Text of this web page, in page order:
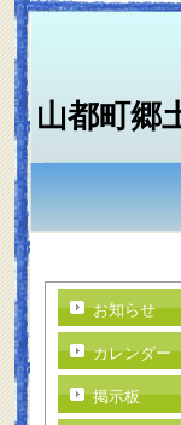
山都町郷
お知らせ
カレンダー
掲示板